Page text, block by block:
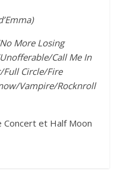
More Losing
Call Me In
Full Circle/Fire
Vampire/Rocknroll
Concert et Half Moon